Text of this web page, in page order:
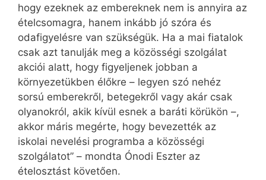
hogy ezeknek az embereknek nem is annyira az
ételcsomagra, hanem inkább jó szóra és
odafigyelésre van szükségük. Ha a mai fiatalok
csak azt tanulják meg a közösségi szolgálat
akciói alatt, hogy figyeljenek jobban a
környezetükben élőkre – legyen szó nehéz
sorsú emberekről, betegekről vagy akár csak
olyanokról, akik kívül esnek a baráti körükön –,
akkor máris megérte, hogy bevezették az
iskolai nevelési programba a közösségi
szolgálatot” – mondta Ónodi Eszter az
ételosztást követően.